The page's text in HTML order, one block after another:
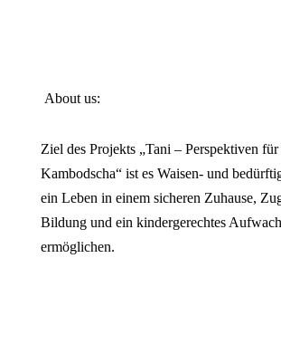
About us:
Ziel des Projekts „Tani – Perspektiven
Kambodscha“ ist es Waisen- und
ein Leben in einem sicheren Zuhause,
Bildung und ein kindergerechtes
ermöglichen.